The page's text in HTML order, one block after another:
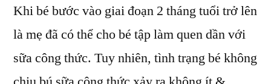
cách
bé
làm
quen
Khi bé bước vào giai đoạn 2 tháng tuổi trở lên
là mẹ đã có thể cho bé tập làm quen dần với
sữa công thức. Tuy nhiên, tình trạng bé không